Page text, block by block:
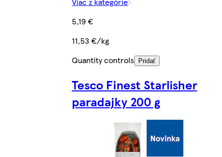
5,19 €
11,53 €/kg
Quantity controls
Pridať
Tesco Finest Starlisher
paradajky 200 g